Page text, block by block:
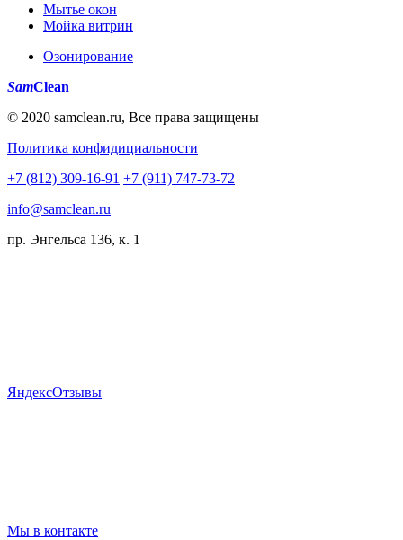
Мытье окон
Мойка витрин
Озонирование
SamClean
© 2020 samclean.ru, Все права защищены
Политика конфидициальности
+7 (812) 309-16-91 +7 (911) 747-73-72
info@samclean.ru
пр. Энгельса 136, к. 1
ЯндексОтзывы
Мы в контакте